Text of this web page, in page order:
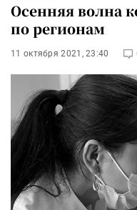
Осенняя волна
по регионам
11 октября 2021, 23:40